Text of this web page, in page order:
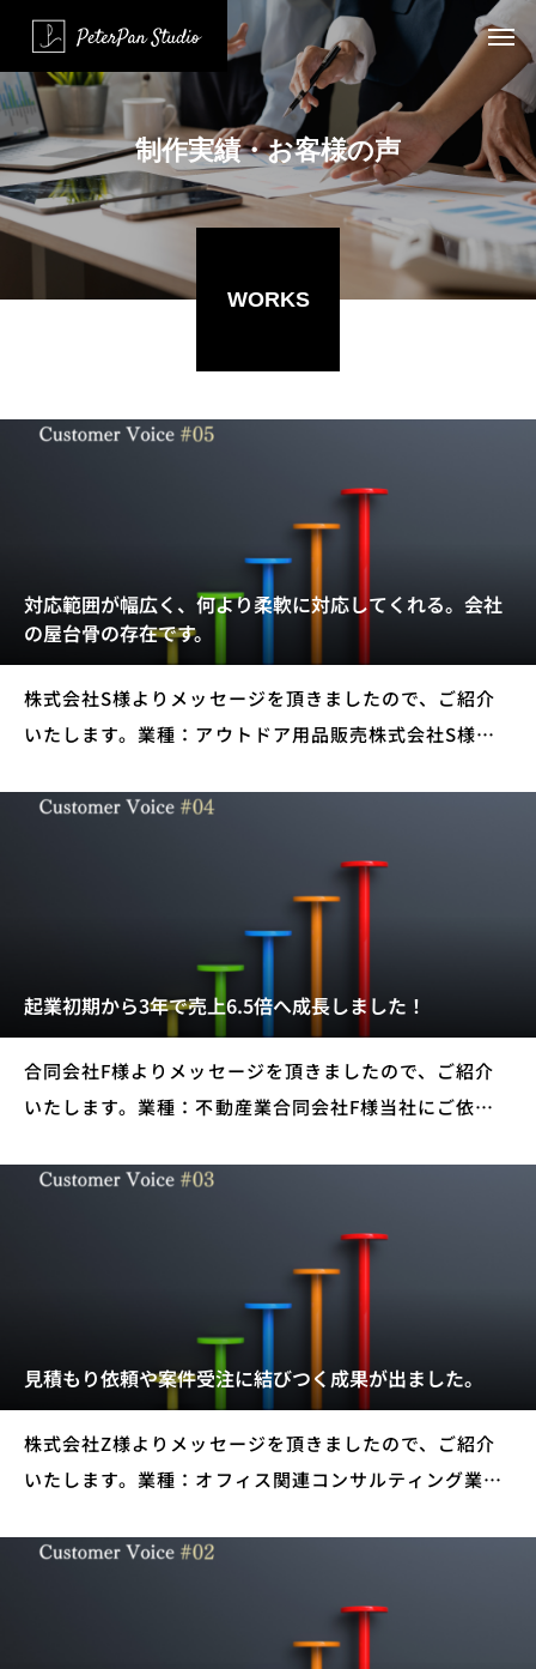
制作実績・お客様の声
WORKS
対応範囲が幅広く、何より柔軟に対応してくれる。会社
の屋台骨の存在です。
株式会社S様よりメッセージを頂きましたので、ご紹介
いたします。業種：アウトドア用品販売株式会社S様当
イト制作 保守管理・運用サービス 名刺デザイン その
起業初期から3年で売上6.5倍へ成長しました！
合同会社F様よりメッセージを頂きましたので、ご紹介
いたします。業種：不動産業合同会社F様当社にご依頼
サービス 名刺デザイン チラシ・パンフレット依頼をす
見積もり依頼や案件受注に結びつく成果が出ました。
株式会社Z様よりメッセージを頂きましたので、ご紹介
いたします。業種：オフィス関連コンサルティング業株
ジ制作 動画制作サービス依頼をする前に抱えていたお悩